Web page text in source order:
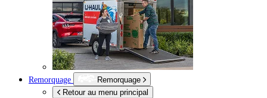
Remorquage
Remorquage
Retour au menu principal